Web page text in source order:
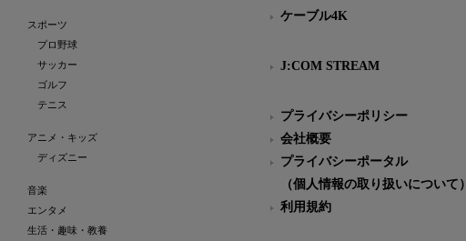
スポーツ
プロ野球
サッカー
ゴルフ
テニス
アニメ・キッズ
ディズニー
音楽
エンタメ
生活・趣味・教養
ケーブル4K
J:COM STREAM
プライバシーポリシー
会社概要
プライバシーポータル
（個人情報の取り扱いについて）
利用規約